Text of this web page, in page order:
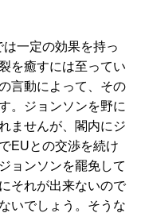
一定の効果を持っ
を癒すには至ってい
言動によって、その
。ジョンソンを野に
ませんが、閣内にジ
EUとの交渉を続け
ョンソンを罷免して
それが出来ないので
いでしょう。そうな